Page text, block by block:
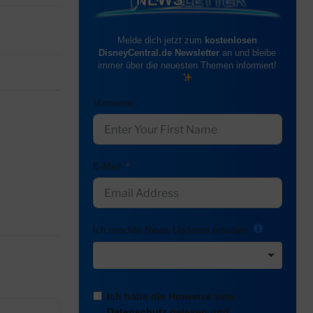
Melde dich jetzt zum kostenlosen
DisneyCentral.de Newsletter an und bleibe
immer über die neuesten Themen informiert!
Vorname
E-Mail
Ich möchte News-Updates erhalten:
Ich habe die Hinweise zum